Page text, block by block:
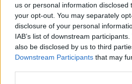
us or personal information disclosed
your opt-out. You may separately
disclosure of your personal
IAB’s list of downstream
also be disclosed by us to third
Downstream Participants that may
Adja meg keresztnevét:
meg e-mail címét:
Megismertem és elfogadom a
Nem szeretne lemaradni semmiről? Csak